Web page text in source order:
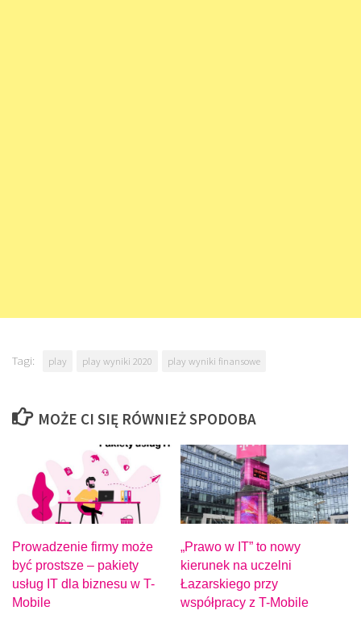
Tagi: play play wyniki 2020 play wyniki finansowe
MOŻE CI SIĘ RÓWNIEŻ SPODOBA
Prowadzenie firmy może
być prostsze – pakiety
usług IT dla biznesu w T-
Mobile
„Prawo w IT” to nowy
kierunek na uczelni
Łazarskiego przy
współpracy z T-Mobile